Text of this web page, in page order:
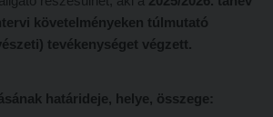
követelményeken túlmutató
tevékenységet végzett.
határideje, helye, összege: